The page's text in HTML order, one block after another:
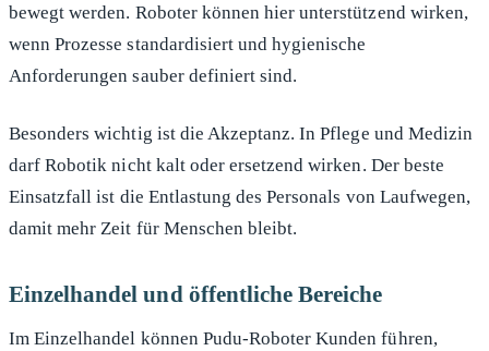
bewegt werden. Roboter können hier unterstützend wirken,
wenn Prozesse standardisiert und hygienische
Anforderungen sauber definiert sind.
Besonders wichtig ist die Akzeptanz. In Pflege und Medizin
darf Robotik nicht kalt oder ersetzend wirken. Der beste
Einsatzfall ist die Entlastung des Personals von Laufwegen,
damit mehr Zeit für Menschen bleibt.
Einzelhandel und öffentliche Bereiche
Im Einzelhandel können Pudu-Roboter Kunden führen,